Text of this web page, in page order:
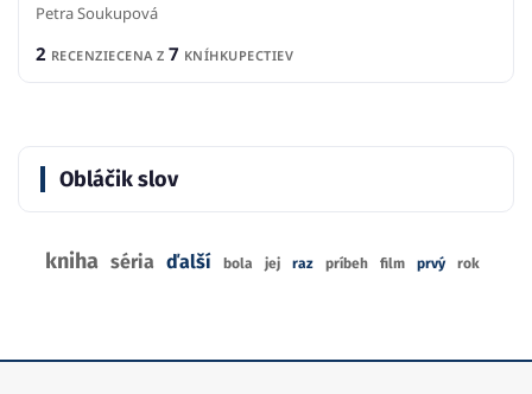
Petra Soukupová
2 RECENZIECENA Z 7 KNÍHKUPECTIEV
Obláčik slov
kniha séria ďalší bola jej raz príbeh film prvý rok